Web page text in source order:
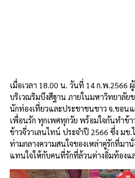
เมื่อเวลา 18.00 น. วันที่ 14 ก.พ.2566
บริเวณริมบึงสีฐาน ภายในมหาวิทยาลัย
นักท่องเที่ยวและประชาชนชาว จ.ขอน
เพื่อนรัก ทุกเพศทุกวัย พร้อมใจกันทำข้
ข้าวจี่วาเลนไทน์ ประจำปี 2566 ซึ่ง มข
ท่ามกลางความสนใจของเหล่าคู่รักที่มา
แทนใจให้กับคนที่รักที่ล้วนต่างอิ่มท้องแ